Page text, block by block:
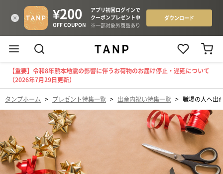
【重要】令和8年熊本地震の影響に伴うお荷物のお届け停止・遅延について
（2026年7月29日更新）
タンプホーム > プレゼント特集一覧 > 出産内祝い特集一覧 > 職場の人へ出